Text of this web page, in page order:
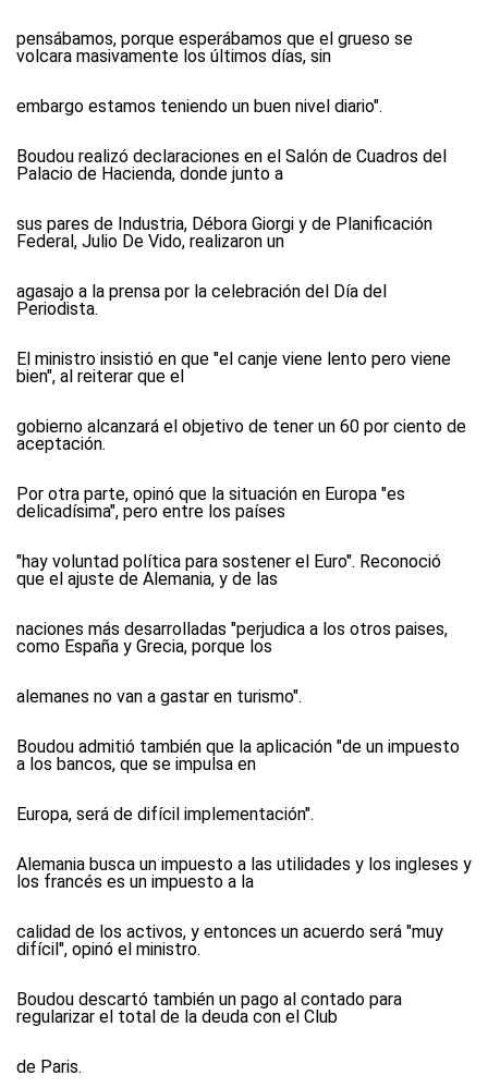
pensábamos, porque esperábamos que el grueso se
volcara masivamente los últimos días, sin
embargo estamos teniendo un buen nivel diario".
Boudou realizó declaraciones en el Salón de Cuadros del
Palacio de Hacienda, donde junto a
sus pares de Industria, Débora Giorgi y de Planificación
Federal, Julio De Vido, realizaron un
agasajo a la prensa por la celebración del Día del
Periodista.
El ministro insistió en que "el canje viene lento pero viene
bien", al reiterar que el
gobierno alcanzará el objetivo de tener un 60 por ciento de
aceptación.
Por otra parte, opinó que la situación en Europa "es
delicadísima", pero entre los países
"hay voluntad política para sostener el Euro". Reconoció
que el ajuste de Alemania, y de las
naciones más desarrolladas "perjudica a los otros paises,
como España y Grecia, porque los
alemanes no van a gastar en turismo".
Boudou admitió también que la aplicación "de un impuesto
a los bancos, que se impulsa en
Europa, será de difícil implementación".
Alemania busca un impuesto a las utilidades y los ingleses y
los francés es un impuesto a la
calidad de los activos, y entonces un acuerdo será "muy
difícil", opinó el ministro.
Boudou descartó también un pago al contado para
regularizar el total de la deuda con el Club
de Paris.